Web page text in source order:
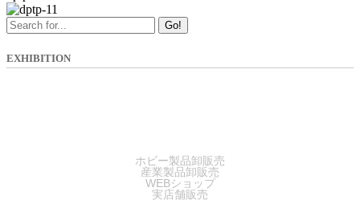
Go!
EXHIBITION
ホビー製品卸販売
産業製品卸販売
WEBショップ
実店舗販売